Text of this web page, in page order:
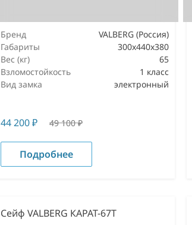
Бренд
VALBERG (Россия)
Габариты
300x440x380
Вес (кг)
65
Взломостойкость
1 класс
Вид замка
электронный
44 200₽ 49 100₽
Подробнее
Сейф VALBERG КАРАТ-67T